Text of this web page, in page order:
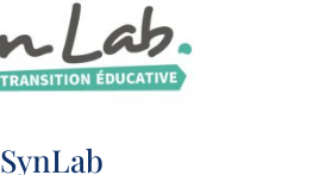
SynLab